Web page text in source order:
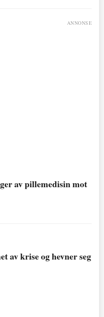
ANNONSE
av pillemedisin mot
av krise og hevner seg